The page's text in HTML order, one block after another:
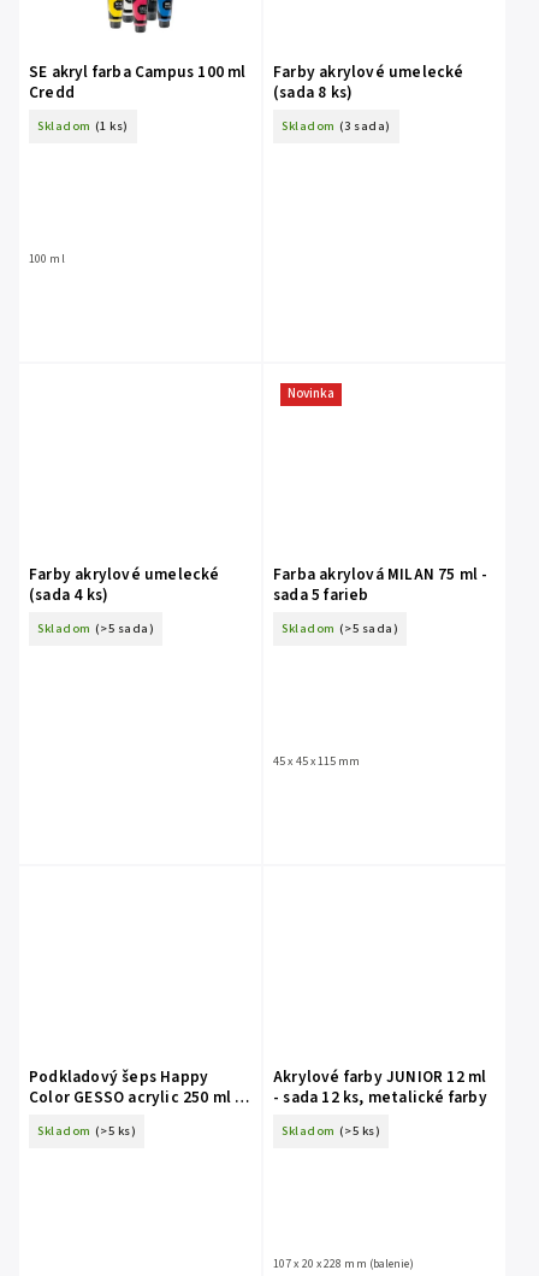
SE akryl farba Campus 100 ml
Credd
Skladom (1 ks)
100 ml
Farby akrylové umelecké
(sada 8 ks)
Skladom (3 sada)
Farby akrylové umelecké
(sada 4 ks)
Skladom (>5 sada)
Novinka
Farba akrylová MILAN 75 ml -
sada 5 farieb
Skladom (>5 sada)
45 x 45 x 115 mm
Podkladový šeps Happy
Color GESSO acrylic 250 ml -
Skladom (>5 ks)
Akrylové farby JUNIOR 12 ml
- sada 12 ks, metalické farby
Skladom (>5 ks)
107 x 20 x 228 mm (balenie)